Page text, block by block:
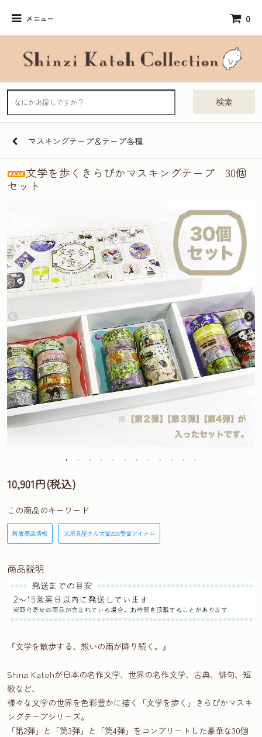
メニュー 0
検索
マスキングテープ＆テープ各種
文学を歩くきらぴかマスキングテープ 30個
セット
10,901円(税込)
この商品のキーワード
新着商品情報 文房具屋さん大賞2026受賞アイテム
商品説明
『文学を散歩する、想いの雨が降り続く。』
Shinzi Katohが日本の名作文学、世界の名作文学、古典、俳句、短
歌など、
様々な文学の世界を色彩豊かに描く「文学を歩く」きらぴかマスキ
ングテープシリーズ。
「第2弾」と「第3弾」と「第4弾」をコンプリートした豪華な30個